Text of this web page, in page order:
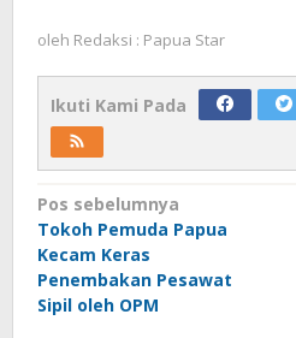
oleh Redaksi : Papua Star
Ikuti Kami Pada
Navigasi
pos
Pos sebelumnya
Tokoh Pemuda Papua
Kecam Keras
Penembakan Pesawat
Sipil oleh OPM